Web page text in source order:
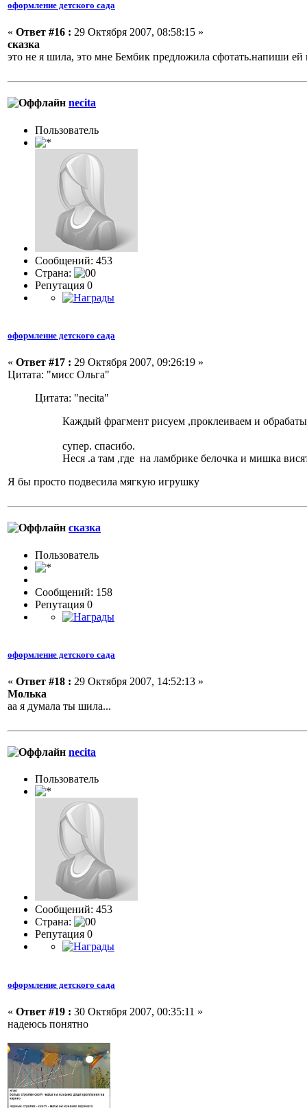
оформление детского сада
« Ответ #16 : 29 Октября 2007, 08:58:15 »
сказка
это не я шила, это мне Бембик предложила сфотать.напиши
necita
Пользовaтeль
Сообщений: 453
Страна:
Репутация 0
оформление детского сада
« Ответ #17 : 29 Октября 2007, 09:26:19 »
Цитата: "мисс Ольга"
Цитата: "necita"
Каждый фрагмент рисуем ,проклеиваем и
супер. спасибо.
Неся .а там ,где на ламбрике белочка и мишка
Я бы просто подвесила мягкую игрушку
сказка
Пользовaтeль
Сообщений: 158
Репутация 0
оформление детского сада
« Ответ #18 : 29 Октября 2007, 14:52:13 »
Молька
аа я думала ты шила...
necita
Пользовaтeль
Сообщений: 453
Страна:
Репутация 0
оформление детского сада
« Ответ #19 : 30 Октября 2007, 00:35:11 »
надеюсь понятно